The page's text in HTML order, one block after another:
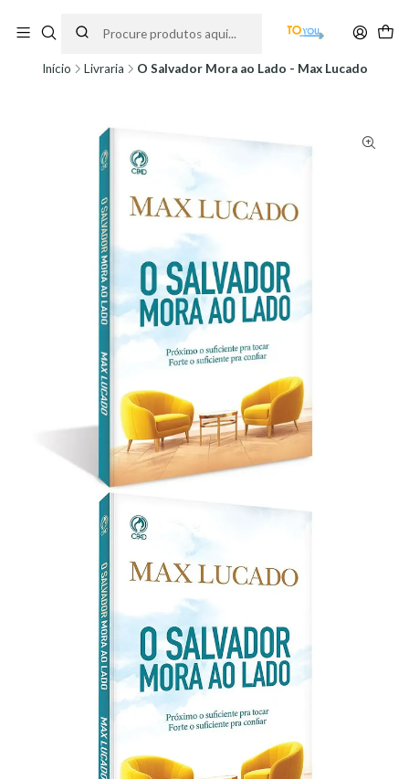
partir do dia 11 de Agosto, às 10H.
Início Livraria O Salvador Mora ao Lado - Max Lucado